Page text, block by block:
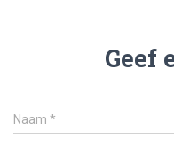
Geef
Naam *